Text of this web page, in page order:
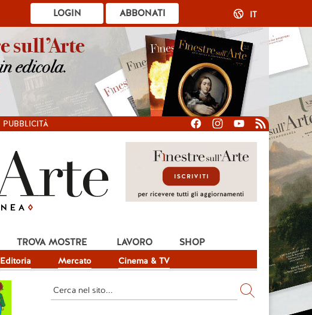
ABBONATI
LOGIN IT
PUBBLICITÀ
Editoria Mercato Cinema & TV
TROVA MOSTRE LAVORO SHOP